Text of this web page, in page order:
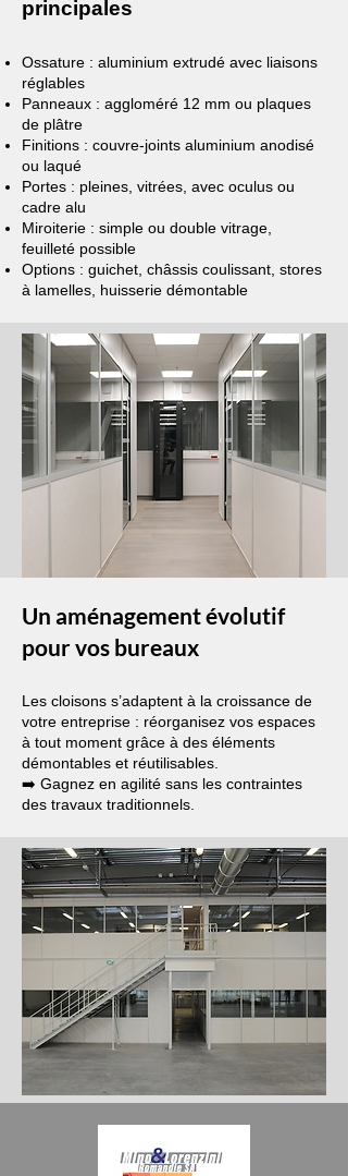
principales
Ossature : aluminium extrudé avec liaisons
réglables
Panneaux : aggloméré 12 mm ou plaques
de plâtre
Finitions : couvre-joints aluminium anodisé
ou laqué
Portes : pleines, vitrées, avec oculus ou
cadre alu
Miroiterie : simple ou double vitrage,
feuilleté possible
Options : guichet, châssis coulissant, stores
à lamelles, huisserie démontable
Un aménagement évolutif
pour vos bureaux
Les cloisons s’adaptent à la croissance de
votre entreprise : réorganisez vos espaces
à tout moment grâce à des éléments
démontables et réutilisables.
➡️ Gagnez en agilité sans les contraintes
des travaux traditionnels.